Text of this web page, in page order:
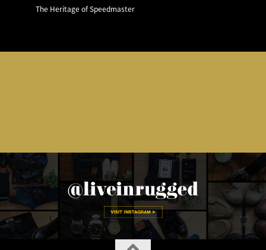
The Heritage of Speedmaster